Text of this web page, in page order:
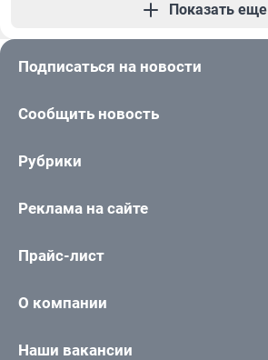
Показать еще
Подписаться на новости
Сообщить новость
Рубрики
Реклама на сайте
Прайс-лист
О компании
Наши вакансии